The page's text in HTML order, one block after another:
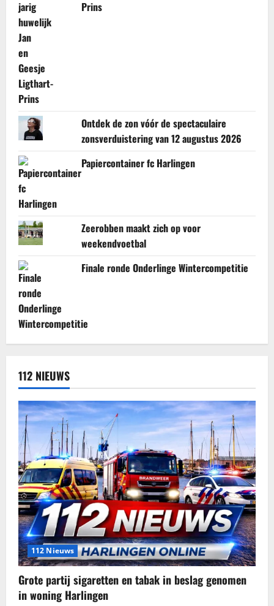
Prins
Ontdek de zon vóór de spectaculaire
zonsverduistering van 12 augustus 2026
Papiercontainer fc Harlingen
Zeerobben maakt zich op voor
weekendvoetbal
Finale ronde Onderlinge Wintercompetitie
112 NIEUWS
112 Nieuws
Grote partij sigaretten en tabak in beslag genomen
in woning Harlingen